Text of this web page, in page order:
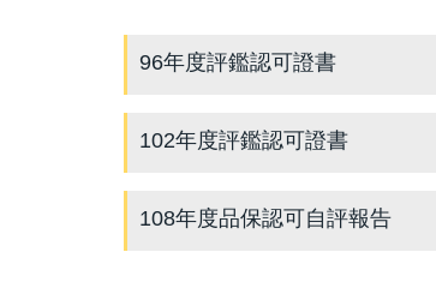
96年度評鑑認可證書
102年度評鑑認可證書
108年度品保認可自評報告